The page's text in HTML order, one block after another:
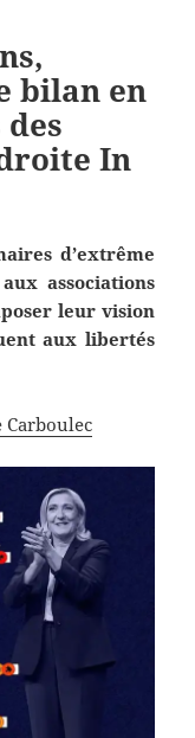
bilan en
In
d’extrême
associations
leur vision
aux libertés
Carboulec